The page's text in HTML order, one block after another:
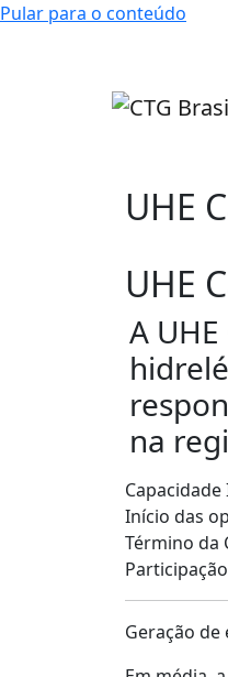
Pular para o conteúdo
UHE
UHE
A
na
Início das
Término da
Geração de